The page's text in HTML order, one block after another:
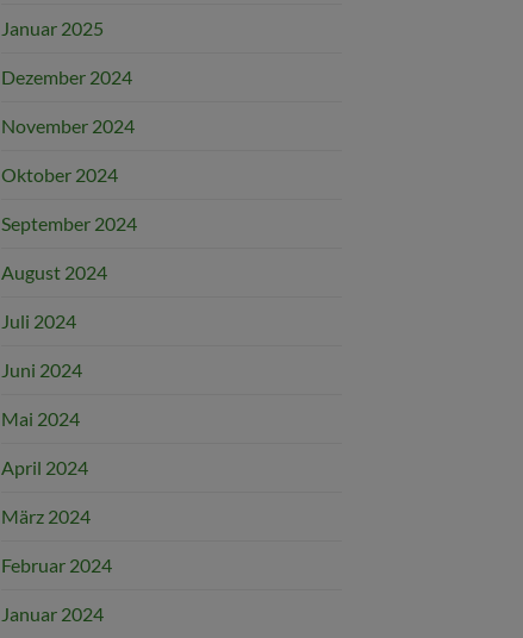
Januar 2025
Dezember 2024
November 2024
Oktober 2024
September 2024
August 2024
Juli 2024
Juni 2024
Mai 2024
April 2024
März 2024
Februar 2024
Januar 2024